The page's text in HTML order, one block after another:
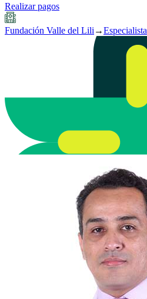
Realizar pagos
Fundación Valle del Lili →Especialista